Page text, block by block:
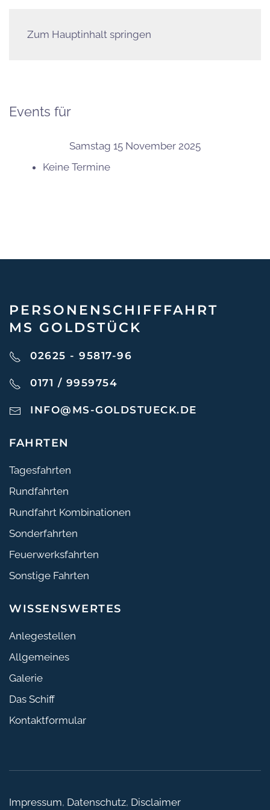
Zum Hauptinhalt springen
Events für
Samstag 15 November 2025
Keine Termine
PERSONEN­SCHIFF­FAHRT
MS GOLDSTÜCK
02625 - 95817-96
0171 / 9959754
INFO@MS-GOLDSTUECK.DE
FAHRTEN
Tagesfahrten
Rundfahrten
Rundfahrt Kombinationen
Sonderfahrten
Feuerwerksfahrten
Sonstige Fahrten
WISSENSWERTES
Anlegestellen
Allgemeines
Galerie
Das Schiff
Kontaktformular
Impressum, Datenschutz, Disclaimer